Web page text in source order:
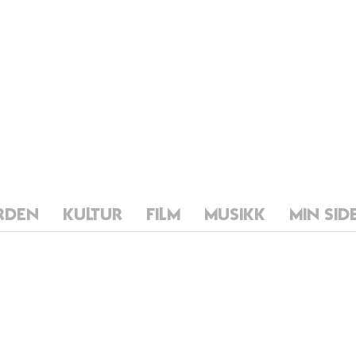
KULTUR FILM MUSIKK MIN